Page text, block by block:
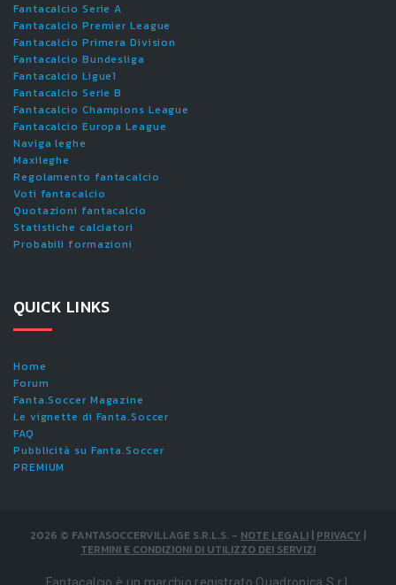
Fantacalcio Serie A
Fantacalcio Premier League
Fantacalcio Primera Division
Fantacalcio Bundesliga
Fantacalcio Ligue1
Fantacalcio Serie B
Fantacalcio Champions League
Fantacalcio Europa League
Naviga leghe
Maxileghe
Regolamento fantacalcio
Voti fantacalcio
Quotazioni fantacalcio
Statistiche calciatori
Probabili formazioni
QUICK LINKS
Home
Forum
Fanta.Soccer Magazine
Le vignette di Fanta.Soccer
FAQ
Pubblicità su Fanta.Soccer
PREMIUM
2026 © FANTASOCCERVILLAGE S.R.L.S. - NOTE LEGALI | PRIVACY |
TERMINI E CONDIZIONI DI UTILIZZO DEI SERVIZI